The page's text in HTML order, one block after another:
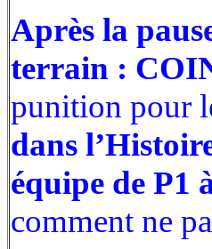
Après la
terrain :
punition pour
dans
équipe de P1
comment ne